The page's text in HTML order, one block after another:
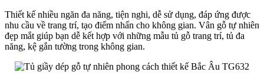
Thiết kế nhiều ngăn đa năng, tiện nghi, dễ sử dụng, đáp ứng được
nhu cầu về trang trí, tạo điểm nhấn cho không gian. Vân gỗ tự nhiên
đẹp mắt giúp bạn dễ kết hợp với những mẫu tủ gỗ trang trí, tủ đa
năng, kệ gắn tường trong không gian.